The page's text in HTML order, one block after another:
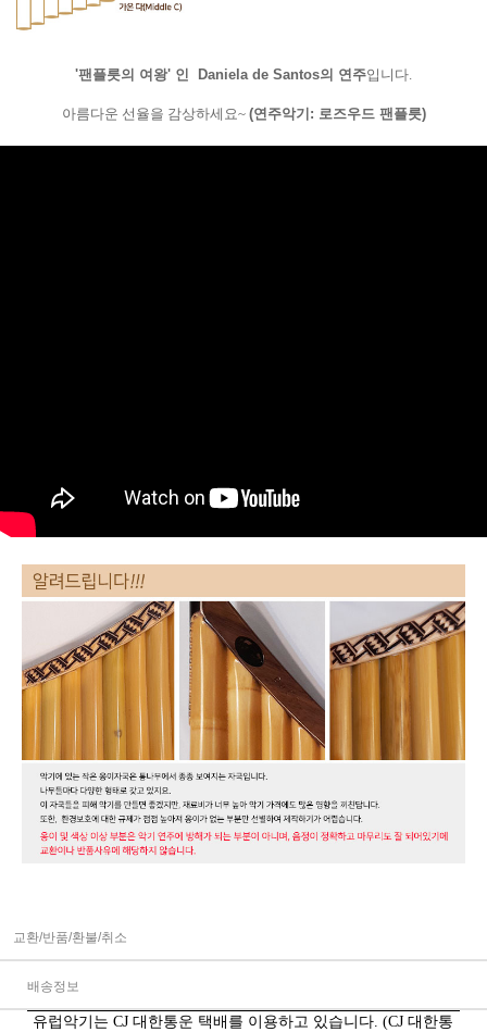
'팬플릇의 여왕' 인 Daniela de Santos의 연주입니다.
아름다운 선율을 감상하세요~ (연주악기: 로즈우드 팬플릇)
교환/반품/환불/취소
배송정보
유럽악기는 CJ 대한통운 택배를 이용하고 있습니다. (CJ 대한통